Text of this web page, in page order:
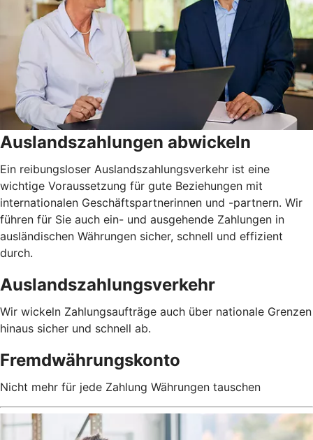
Auslandszahlungen abwickeln
Ein reibungsloser Auslandszahlungsverkehr ist eine
wichtige Voraussetzung für gute Beziehungen mit
internationalen Geschäftspartnerinnen und -partnern. Wir
führen für Sie auch ein- und ausgehende Zahlungen in
ausländischen Währungen sicher, schnell und effizient
durch.
Auslandszahlungsverkehr
Wir wickeln Zahlungsaufträge auch über nationale Grenzen
hinaus sicher und schnell ab.
Fremdwährungskonto
Nicht mehr für jede Zahlung Währungen tauschen